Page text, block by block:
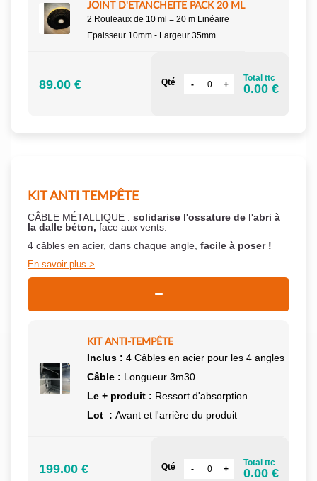
JOINT D'ETANCHEITE PACK 20 ML
2 Rouleaux de 10 ml = 20 m Linéaire
Epaisseur 10mm - Largeur 35mm
89.00 € Qté Total ttc
0.00 €
KIT ANTI TEMPÊTE
CÂBLE MÉTALLIQUE : solidarise l'ossature de l'abri à
la dalle béton, face aux vents.
4 câbles en acier, dans chaque angle, facile à poser !
En savoir plus
KIT ANTI-TEMPÊTE
Inclus : 4 Câbles en acier pour les 4 angles
Câble : Longueur 3m30
Le + produit : Ressort d'absorption
Lot : Avant et l'arrière du produit
199.00 € Qté Total ttc
0.00 €